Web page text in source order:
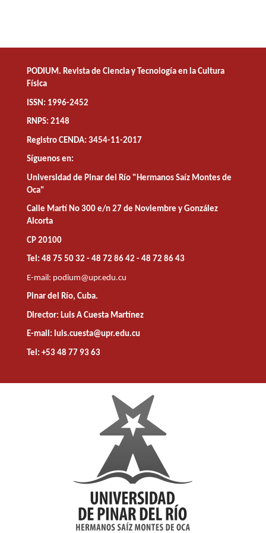
PODIUM. Revista de Ciencia y Tecnología en la Cultura
Física
ISSN: 1996-2452
RNPS: 2148
Registro CENDA: 3454-11-2017
Síguenos en:
Universidad de Pinar del Río "Hermanos Saíz Montes de
Oca"
Calle Martí No 300 e/n 27 de Noviembre y González
Alcorta
CP 20100
Tel: 48 75 50 32 - 48 72 86 42 - 48 72 86 43
E-mail: podium@upr.edu.cu
Pinar del Río, Cuba.
Director: Luis A Cuesta Martínez
E-mail: luis.cuesta@upr.edu.cu
Tel: +53 48 77 93 63